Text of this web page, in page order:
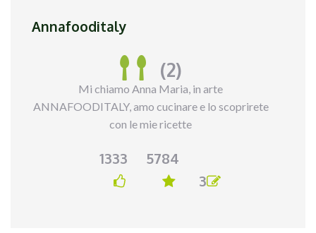
Annafooditaly
(2)
Mi chiamo Anna Maria, in arte
ANNAFOODITALY, amo cucinare e lo scoprirete
con le mie ricette
1333
5784
3